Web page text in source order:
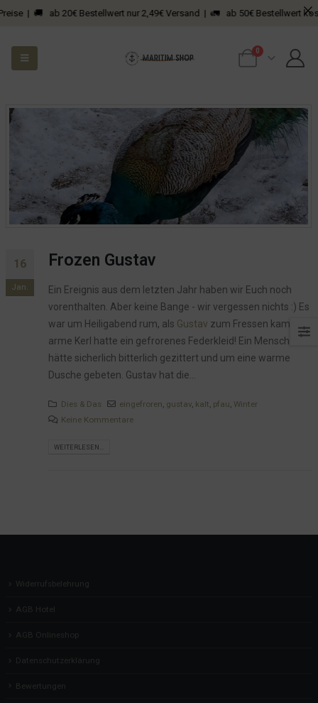
| 🚚 ab 20€ Bestellwert nur 2,49€ Versand | 🚛 ab 50€ Bestellwert
0
16
Jan.
Frozen Gustav
Ein Ereignis aus dem letzten Jahr haben wir Euch noch
vorenthalten. Aber keine Bange - wir vergessen nichts :) Es
war um Heiligabend rum, als Gustav zum Fressen kam. Der
arme Kerl hatte ein gefrorenes Federkleid! Ein Mensch
hätte sicherlich bitterlich gezittert und um eine warme
Dusche gebeten. Gustav hat die...
Dies & Das eingefroren, gustav, kalt, pfau, Winter
Keine Kommentare
WEITERLESEN...
Widerrufsbelehrung
AGB Hotel
AGB Onlineshop
Datenschutzerklärung
Bewertungen